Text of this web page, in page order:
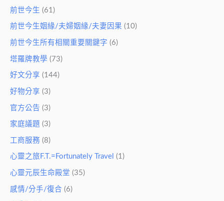
前世今生 (61)
前世今生姻緣/夫婦姻緣/夫妻因果 (10)
前世今生所有相關重要關鍵字 (6)
塔羅牌教學 (73)
好文分享 (144)
好物分享 (3)
官方公告 (3)
家庭議題 (3)
工商服務 (8)
心靈之旅F.T.=Fortunately Travel (1)
心靈元辰生命殿堂 (35)
感情/分手/復合 (6)